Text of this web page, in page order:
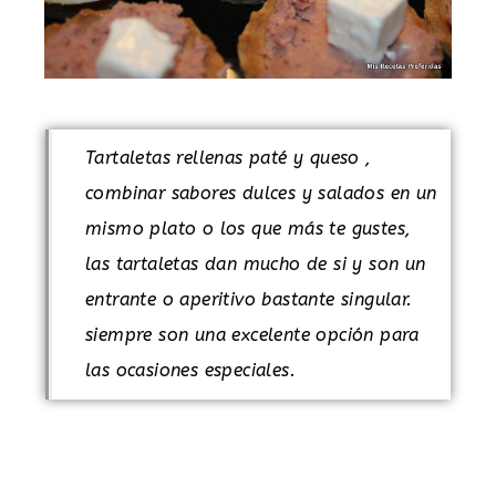
Tartaletas rellenas paté y queso ,
combinar sabores dulces y salados en un
mismo plato o los que más te gustes,
las tartaletas dan mucho de si y son un
entrante o aperitivo bastante singular.
siempre son una excelente opción para
las ocasiones especiales.